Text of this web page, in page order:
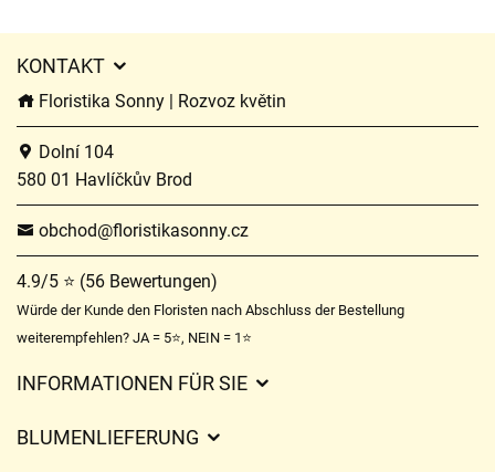
KONTAKT
Floristika Sonny | Rozvoz květin
Dolní 104
580 01 Havlíčkův Brod
obchod@floristikasonny.cz
4.9/5 ⭐ (56 Bewertungen)
Würde der Kunde den Floristen nach Abschluss der Bestellung
weiterempfehlen? JA = 5⭐, NEIN = 1⭐
INFORMATIONEN FÜR SIE
BLUMENLIEFERUNG